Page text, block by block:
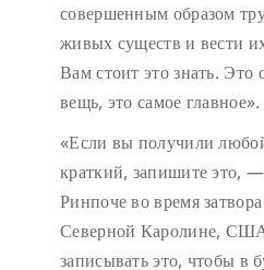
совершенным образом
живых существ и вести
Вам стоит это знать. Это
вещь, это самое главное».
«Если вы получили
краткий, запишите это,
Ринпоче во время
Северной Каролине,
записывать это, чтобы в